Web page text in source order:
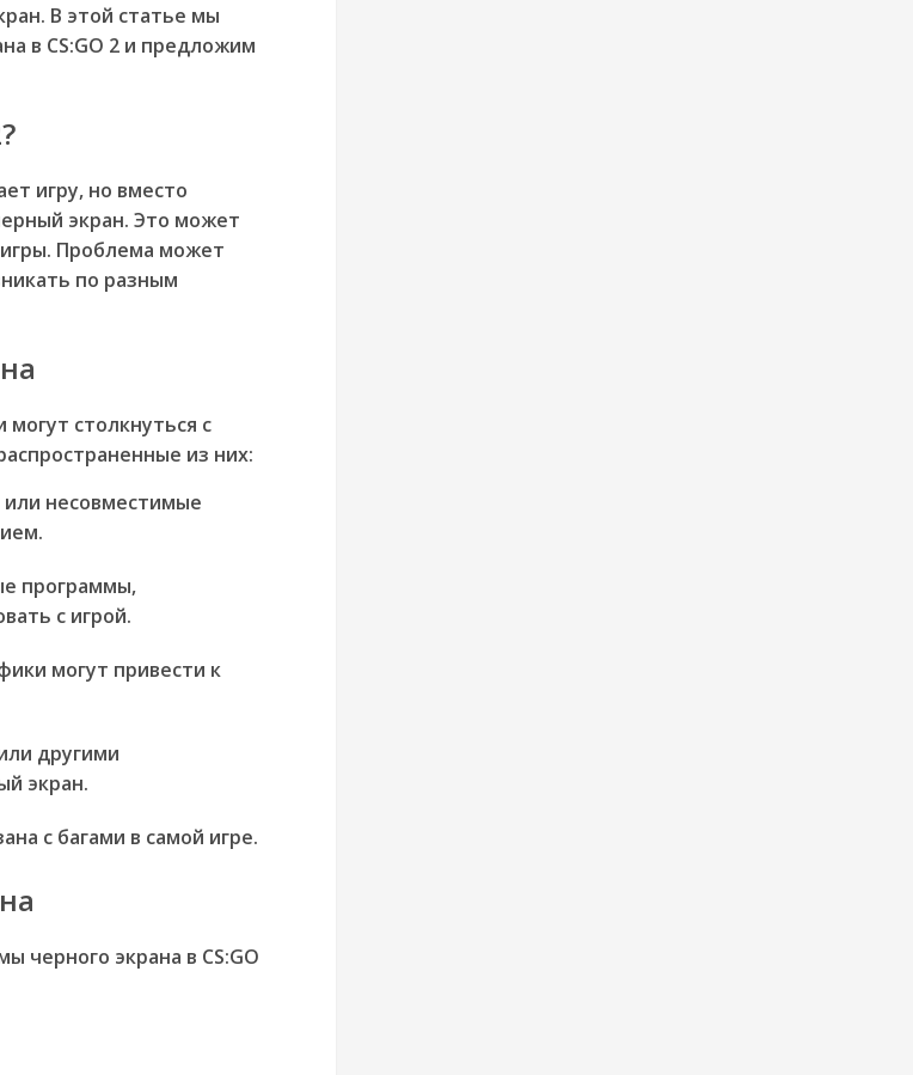
В этой статье мы
в CS:GO 2 и предложим
игру, но вместо
экран. Это может
игры. Проблема может
по разным
столкнуться с
из них:
несовместимые
программы,
с игрой.
могут привести к
другими
экран.
с багами в самой игре.
черного экрана в CS:GO